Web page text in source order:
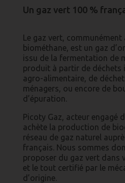
Un gaz vert 100 %
Le gaz vert, communément
biométhane, est un gaz
issu de la fermentation de
produit à partir de déchets
agro-alimentaire, de
ménagers, ou encore de
d’épuration.
Picoty Gaz, acteur engagé
achète la production de
réseau de gaz naturel
français. Nous sommes
proposer du gaz vert dans
et le tout certifié par le
d’origine.